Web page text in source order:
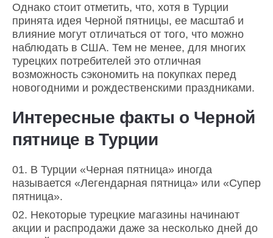
Однако стоит отметить, что, хотя в Турции
принята идея Черной пятницы, ее масштаб и
влияние могут отличаться от того, что можно
наблюдать в США. Тем не менее, для многих
турецких потребителей это отличная
возможность сэкономить на покупках перед
новогодними и рождественскими праздниками.
Интересные факты о Черной
пятнице в Турции
В Турции «Черная пятница» иногда
называется «Легендарная пятница» или «Супер
пятница».
Некоторые турецкие магазины начинают
акции и распродажи даже за несколько дней до